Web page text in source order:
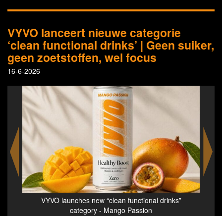
VYVO lanceert nieuwe categorie
‘clean functional drinks’ | Geen suiker,
geen zoetstoffen, wel focus
16-6-2026
VYVO launches new category of ‘Clean Functional
Drinks’ | No sugar, no sweeteners, just focus